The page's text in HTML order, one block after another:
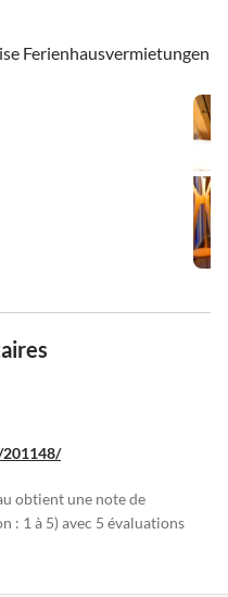
Ferienhausvermietungen
201148/
obtient une note de
: 1 à 5) avec 5 évaluations